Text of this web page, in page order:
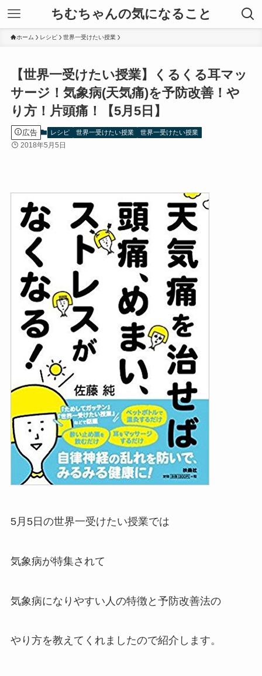
ちむちゃんの気になること
ホーム レシピ 世界一受けたい授業
【世界一受けたい授業】くるくる耳マッ
サージ！気象病(天気痛)を予防改善！や
り方！片頭痛！【5月5日】
広告 レシピ 世界一受けたい授業 世界一受けたい授業
2018年5月5日
5月5日の世界一受けたい授業では
気象病が特集されて
気象病になりやすい人の特徴と予防改善法の
やり方を教えてくれましたので紹介します。